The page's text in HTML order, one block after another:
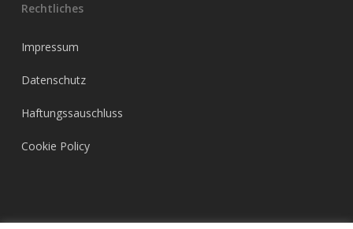
Rechtliches
Impressum
Datenschutz
Haftungssauschluss
Cookie Policy